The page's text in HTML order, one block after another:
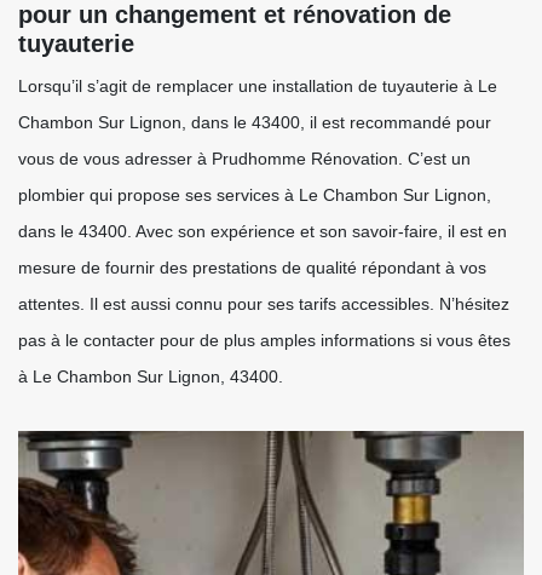
pour un changement et rénovation de
tuyauterie
Lorsqu’il s’agit de remplacer une installation de tuyauterie à Le
Chambon Sur Lignon, dans le 43400, il est recommandé pour
vous de vous adresser à Prudhomme Rénovation. C’est un
plombier qui propose ses services à Le Chambon Sur Lignon,
dans le 43400. Avec son expérience et son savoir-faire, il est en
mesure de fournir des prestations de qualité répondant à vos
attentes. Il est aussi connu pour ses tarifs accessibles. N’hésitez
pas à le contacter pour de plus amples informations si vous êtes
à Le Chambon Sur Lignon, 43400.